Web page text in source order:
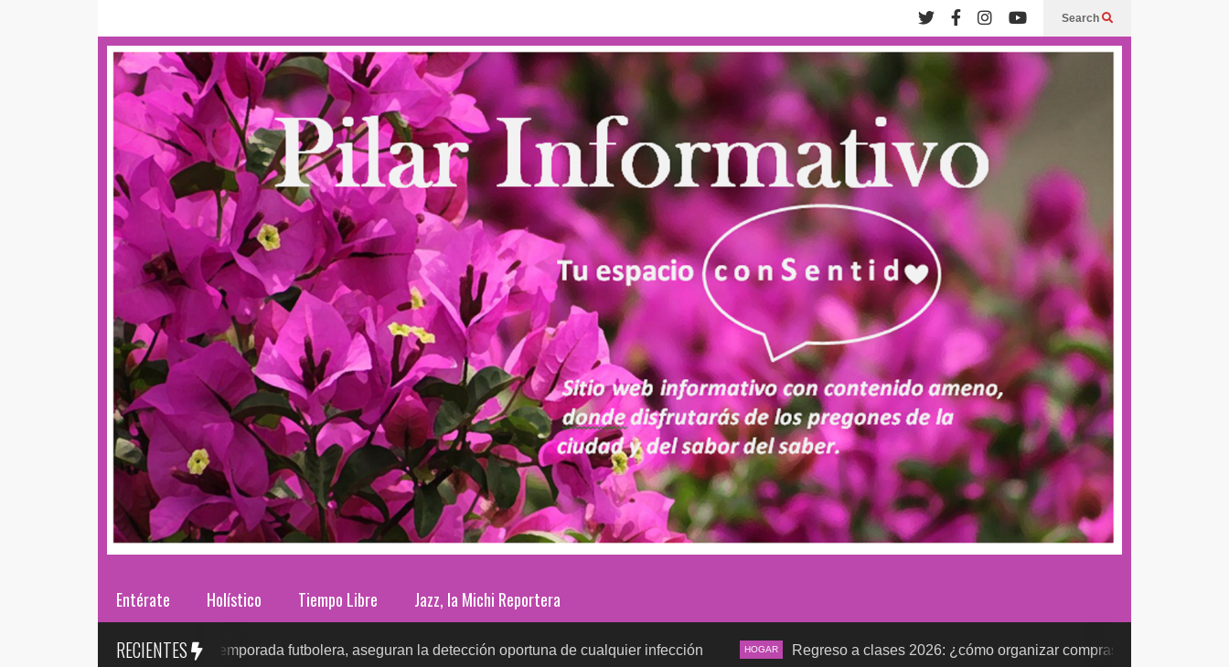
Search
Entérate Holístico Tiempo Libre Jazz, la Michi Reportera
RECIENTES
de ITS tras la temporada futbolera, aseguran la detección oportuna de cualquier infección HOGAR Regreso a clases 2026: ¿cómo organizar compras escolares sin presionar el